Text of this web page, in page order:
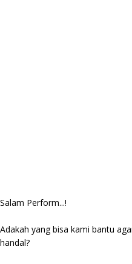
Salam Perform...!
Adakah yang bisa kami bantu
handal?